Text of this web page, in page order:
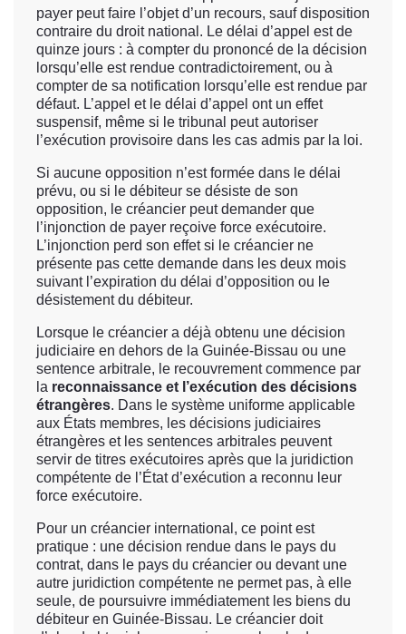
payer peut faire l’objet d’un recours, sauf disposition
contraire du droit national. Le délai d’appel est de
quinze jours : à compter du prononcé de la décision
lorsqu’elle est rendue contradictoirement, ou à
compter de sa notification lorsqu’elle est rendue par
défaut. L’appel et le délai d’appel ont un effet
suspensif, même si le tribunal peut autoriser
l’exécution provisoire dans les cas admis par la loi.
Si aucune opposition n’est formée dans le délai
prévu, ou si le débiteur se désiste de son
opposition, le créancier peut demander que
l’injonction de payer reçoive force exécutoire.
L’injonction perd son effet si le créancier ne
présente pas cette demande dans les deux mois
suivant l’expiration du délai d’opposition ou le
désistement du débiteur.
Lorsque le créancier a déjà obtenu une décision
judiciaire en dehors de la Guinée-Bissau ou une
sentence arbitrale, le recouvrement commence par
la reconnaissance et l’exécution des décisions
étrangères. Dans le système uniforme applicable
aux États membres, les décisions judiciaires
étrangères et les sentences arbitrales peuvent
servir de titres exécutoires après que la juridiction
compétente de l’État d’exécution a reconnu leur
force exécutoire.
Pour un créancier international, ce point est
pratique : une décision rendue dans le pays du
contrat, dans le pays du créancier ou devant une
autre juridiction compétente ne permet pas, à elle
seule, de poursuivre immédiatement les biens du
débiteur en Guinée-Bissau. Le créancier doit